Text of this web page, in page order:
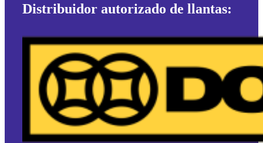
Distribuidor autorizado de llantas: